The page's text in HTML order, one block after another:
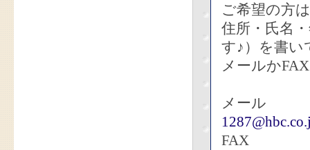
ご希望の方は
住所・氏名
す♪）を書い
メールか
メール
FAX